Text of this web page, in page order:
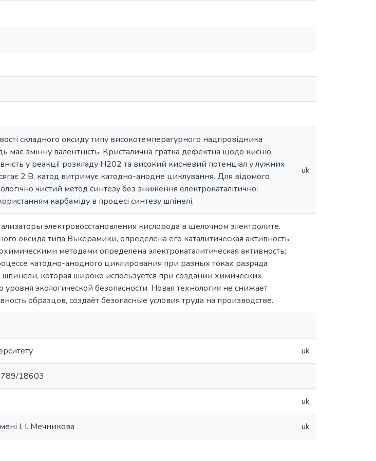
складного оксиду типу високотемпературного надпровідника
має змінну валентність. Кристалична гратка дефектна щодо кисню.
у реакції розкладу Н202 та високий кисневий потенціал у лужних
2 В, катод витримує катодно-анодне циклування. Для відомого
чистий метод синтезу без зниження електрокаталітичної
карбаміду в процесі синтезу шпінелі.
uk
электровосстановления кислорода в щелочном электролите.
оксида типа Вькерамики, определена его каталитическая активность
методами определена электрокаталитическая активность;
катодно-анодного циклирования при разных токах разряда
которая широко используется при создании химических
уровня экологической безопасности. Новая технология не снижает
образцов, создаёт безопасные условия труда на производстве.
uk
18603
uk
І. І. Мечникова uk